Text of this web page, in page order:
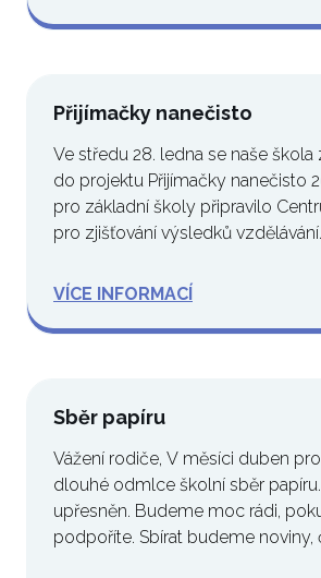
Přijímačky nanečisto
Ve středu 28. ledna se naše škola
do projektu Přijímačky nanečisto
pro základní školy připravilo
pro zjišťování výsledků
VÍCE INFORMACÍ
Sběr papíru
Vážení rodiče, V měsíci duben
dlouhé odmlce školní sběr
upřesněn. Budeme moc rádi,
podpoříte. Sbírat budeme noviny,